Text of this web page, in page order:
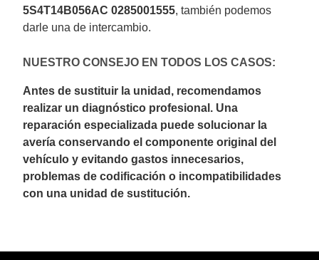
5S4T14B056AC 0285001555, también podemos
darle una de intercambio.
NUESTRO CONSEJO EN TODOS LOS CASOS:
Antes de sustituir la unidad, recomendamos
realizar un diagnóstico profesional. Una
reparación especializada puede solucionar la
avería conservando el componente original del
vehículo y evitando gastos innecesarios,
problemas de codificación o incompatibilidades
con una unidad de sustitución.